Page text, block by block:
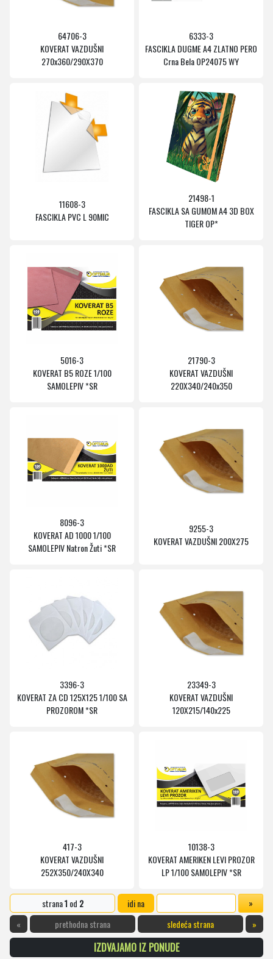
64706-3
KOVERAT VAZDUŠNI
270x360/290X370
6333-3
FASCIKLA DUGME A4 ZLATNO PERO
Crna Bela OP24075 WY
11608-3
FASCIKLA PVC L 90MIC
21498-1
FASCIKLA SA GUMOM A4 3D BOX
TIGER OP*
5016-3
KOVERAT B5 ROZE 1/100
SAMOLEPIV *SR
21790-3
KOVERAT VAZDUŠNI
220X340/240x350
8096-3
KOVERAT AD 1000 1/100
SAMOLEPIV Natron Žuti *SR
9255-3
KOVERAT VAZDUŠNI 200X275
3396-3
KOVERAT ZA CD 125X125 1/100 SA
PROZOROM *SR
23349-3
KOVERAT VAZDUŠNI
120X215/140x225
417-3
KOVERAT VAZDUŠNI
252X350/240X340
10138-3
KOVERAT AMERIKEN LEVI PROZOR
LP 1/100 SAMOLEPIV *SR
strana1 od 2
idi na
«
prethodna strana sledeća strana »
IZDVAJAMO IZ PONUDE